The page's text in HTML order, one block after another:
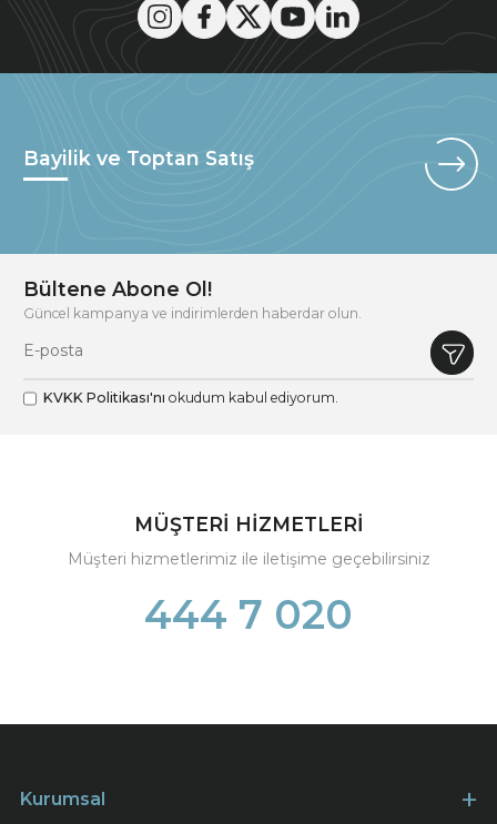
Bayilik ve Toptan Satış
Bültene Abone Ol!
Güncel kampanya ve indirimlerden haberdar olun.
KVKK Politikası'nı okudum kabul ediyorum.
MÜŞTERİ HİZMETLERİ
Müşteri hizmetlerimiz ile iletişime geçebilirsiniz
444 7 020
Kurumsal